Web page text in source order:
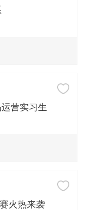
营实习生
火热来袭